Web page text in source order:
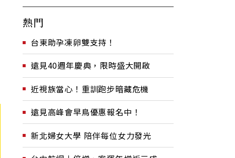
熱門
台東助孕凍卵雙支持！
遠見40週年慶典，限時盛大開啟
近視族當心！重訓跑步暗藏危機
遠見高峰會早鳥優惠報名中！
新北婦女大學 陪伴每位女力發光